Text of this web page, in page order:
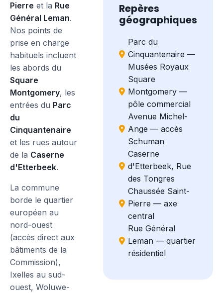
Pierre et la Rue
Général Leman.
Nos points de
prise en charge
habituels incluent
les abords du
Square
Montgomery, les
entrées du Parc
du
Cinquantenaire
et les rues autour
de la Caserne
d'Etterbeek.
La commune
borde le quartier
européen au
nord-ouest
(accès direct aux
bâtiments de la
Commission),
Ixelles au sud-
ouest, Woluwe-
Repères
géographiques
Parc du
Cinquantenaire —
Musées Royaux
Square
Montgomery —
pôle commercial
Avenue Michel-
Ange — accès
Schuman
Caserne
d'Etterbeek, Rue
des Tongres
Chaussée Saint-
Pierre — axe
central
Rue Général
Leman — quartier
résidentiel